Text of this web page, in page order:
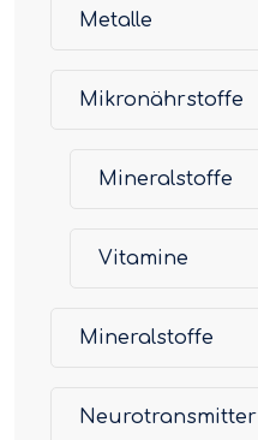
Metalle
Mikronährstoffe
Mineralstoffe
Vitamine
Mineralstoffe
Neurotransmitter